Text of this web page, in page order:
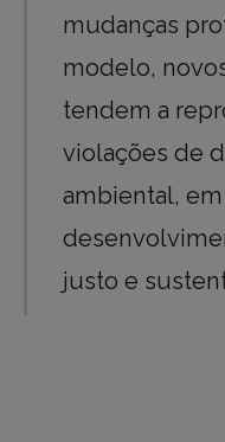
mudanças
modelo,
tendem a
violações de
ambiental,
justo e